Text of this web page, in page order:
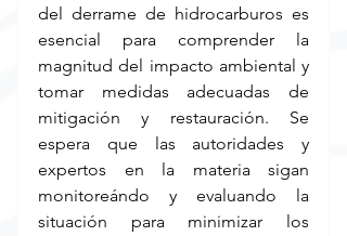
del derrame de hidrocarburos es
esencial para comprender la
magnitud del impacto ambiental y
tomar medidas adecuadas de
mitigación y restauración. Se
espera que las autoridades y
expertos en la materia sigan
monitoreándo y evaluando la
situación para minimizar los